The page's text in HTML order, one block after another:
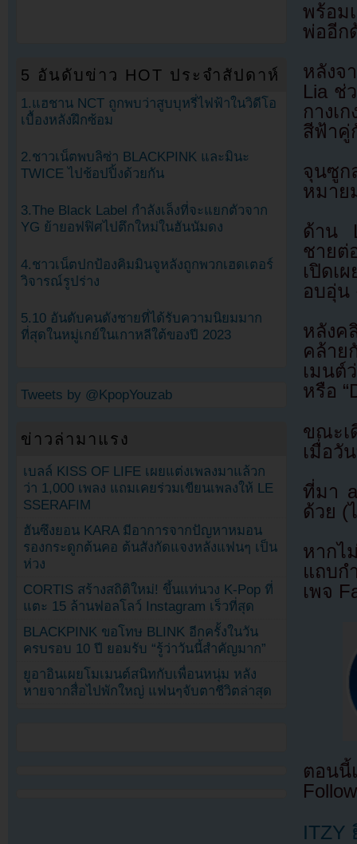
พร้อม
พ่ออีก
หลังจ
Lia ช่
กางเ
สีฟ้าคู่
จุนซู
หมาย
ด้าน
ชายต่
เปิดเ
อบอุ่น
หลังค
คล้าย
เมนต์
หรือ
ขณะเ
เมื่อวั
ที่มา
ด้วย (
หากไ
แถบก
เพจ
ตอนนี้
ITZY
5 อันดับข่าว HOT ประจำสัปดาห์
1.แฮชาน NCT ถูกพบว่าสูบบุหรี่ไฟฟ้าในวิดีโอ
เบื้องหลังฝึกซ้อม
2.ชาวเน็ตพบลิซ่า BLACKPINK และมินะ
TWICE ไปช้อปปิ้งด้วยกัน
3.The Black Label กำลังเล็งที่จะแยกตัวจาก
YG ย้ายอฟฟิศไปตึกใหม่ในฮันนัมดง
4.ชาวเน็ตปกป้องคิมมินจูหลังถูกพวกเฮดเตอร์
วิจารณ์รูปร่าง
5.10 อันดับคนดังชายที่ได้รับความนิยมมาก
ที่สุดในหมู่เกย์ในเกาหลีใต้ของปี 2023
Tweets by @KpopYouzab
ข่าวล่ามาแรง
เบลล์ KISS OF LIFE เผยแต่งเพลงมาแล้วก
ว่า 1,000 เพลง แถมเคยร่วมเขียนเพลงให้ LE
SSERAFIM
ฮันซึงยอน KARA มีอาการจากปัญหาหมอน
รองกระดูกต้นคอ ต้นสังกัดแจงหลังแฟนๆ เป็น
ห่วง
CORTIS สร้างสถิติใหม่! ขึ้นแท่นวง K-Pop ที่
แตะ 15 ล้านฟอลโลว์ Instagram เร็วที่สุด
BLACKPINK ขอโทษ BLINK อีกครั้งในวัน
ครบรอบ 10 ปี ยอมรับ “รู้ว่าวันนี้สำคัญมาก”
ยูอาอินเผยโมเมนต์สนิทกับเพื่อนหนุ่ม หลัง
หายจากสื่อไปพักใหญ่ แฟนๆจับตาชีวิตล่าสุด